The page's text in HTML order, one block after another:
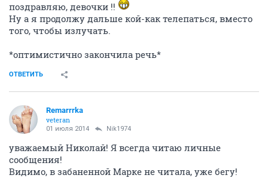
поздравляю, девочки !!
Ну а я продолжу дальше кой-как телепаться, вместо
того, чтобы излучать.
*оптимистично закончила речь*
ОТВЕТИТЬ
Remarrrka
veteran
01 июля 2014 Nik1974
уважаемый Николай! Я всегда читаю личные
сообщения!
Видимо, в забаненной Марке не читала, уже бегу!